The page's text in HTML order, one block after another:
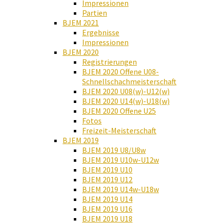
Impressionen
Partien
BJEM 2021
Ergebnisse
Impressionen
BJEM 2020
Registrierungen
BJEM 2020 Offene U08-
Schnellschachmeisterschaft
BJEM 2020 U08(w)-U12(w)
BJEM 2020 U14(w)-U18(w)
BJEM 2020 Offene U25
Fotos
Freizeit-Meisterschaft
BJEM 2019
BJEM 2019 U8/U8w
BJEM 2019 U10w-U12w
BJEM 2019 U10
BJEM 2019 U12
BJEM 2019 U14w-U18w
BJEM 2019 U14
BJEM 2019 U16
BJEM 2019 U18